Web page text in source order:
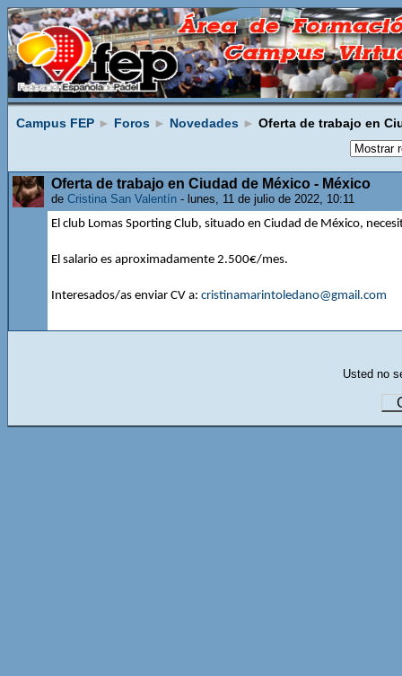
Campus FEP ► Foros ► Novedades ► Oferta de trabajo en
Oferta de trabajo en Ciudad de México - México
de Cristina San Valentín - lunes, 11 de julio de 2022, 10:11
El club Lomas Sporting Club, situado en Ciudad de México,
El salario es aproximadamente 2.500€/mes.
Interesados/as enviar CV a: cristinamarintoledano@gmail.com
Usted no